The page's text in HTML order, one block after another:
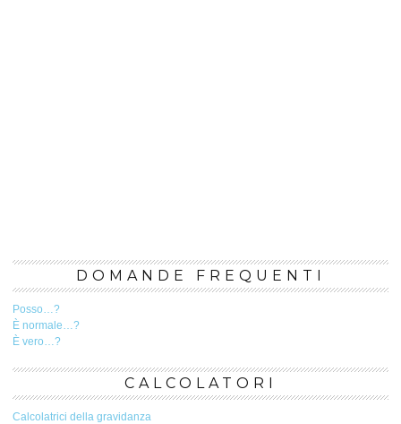
DOMANDE FREQUENTI
Posso…?
È normale…?
È vero…?
CALCOLATORI
Calcolatrici della gravidanza